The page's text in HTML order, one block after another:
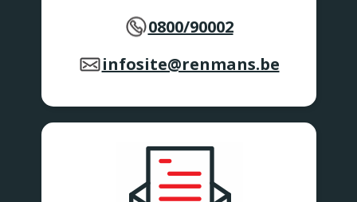
0800/90002
infosite@renmans.be